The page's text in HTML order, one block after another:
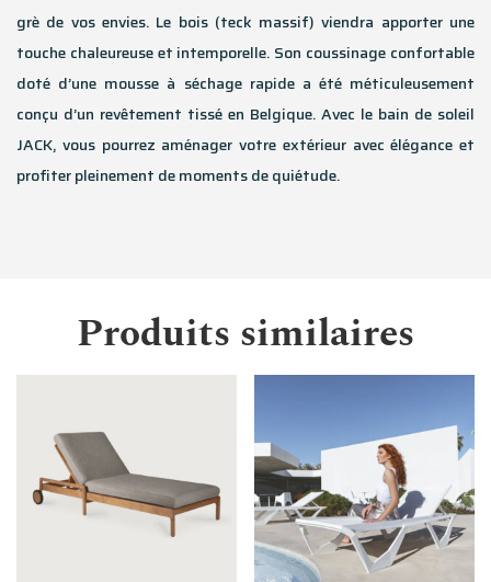
grè de vos envies. Le bois (teck massif) viendra apporter une
touche chaleureuse et intemporelle. Son coussinage confortable
doté d’une mousse à séchage rapide a été méticuleusement
conçu d’un revêtement tissé en Belgique. Avec le bain de soleil
JACK, vous pourrez aménager votre extérieur avec élégance et
profiter pleinement de moments de quiétude.
Produits similaires